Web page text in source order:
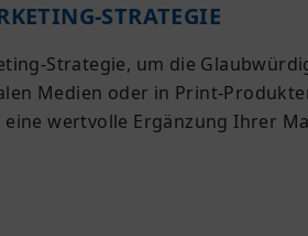
STRATEGIE
Strategie, um die
Medien oder in Print-
wertvolle Ergänzung Ihrer